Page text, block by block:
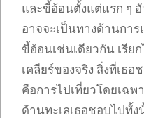
และขี้อ้อนตั้งแต่แรก ๆ
อาจจะเป็นทางด้านการ
ขี้อ้อนเช่นเดียวกัน เรีย
เคลียร์ของจริง สิ่งที่เธ
คือการไปเที่ยวโดยเฉพ
ด้านทะเลเธอชอบไปทั้ง